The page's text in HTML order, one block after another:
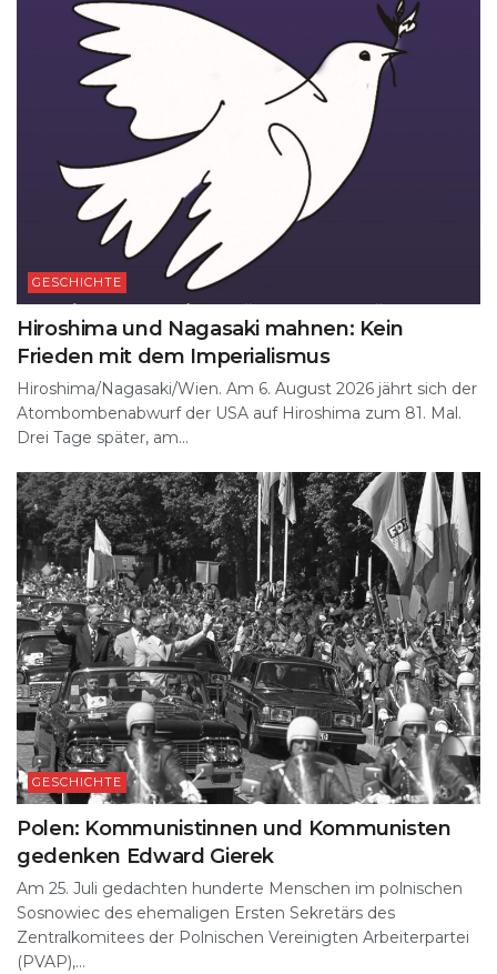
GESCHICHTE
Hiroshima und Nagasaki mahnen: Kein
Frieden mit dem Imperialismus
Hiroshima/Nagasaki/Wien. Am 6. August 2026 jährt sich der
Atombombenabwurf der USA auf Hiroshima zum 81. Mal.
Drei Tage später, am...
GESCHICHTE
Polen: Kommunistinnen und Kommunisten
gedenken Edward Gierek
Am 25. Juli gedachten hunderte Menschen im polnischen
Sosnowiec des ehemaligen Ersten Sekretärs des
Zentralkomitees der Polnischen Vereinigten Arbeiterpartei
(PVAP),...